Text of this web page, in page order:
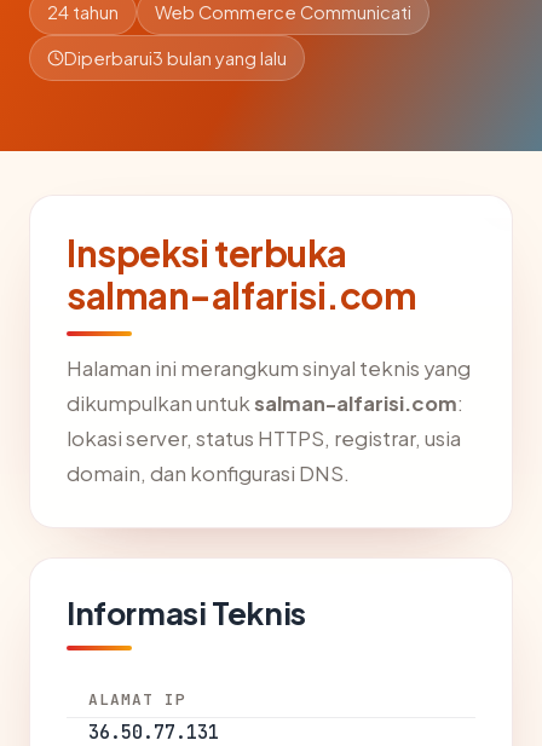
24 tahun Web Commerce Communicati
Diperbarui3 bulan yang lalu
Inspeksi terbuka
salman-alfarisi.com
Halaman ini merangkum sinyal teknis yang
dikumpulkan untuksalman-alfarisi.com:
lokasi server, status HTTPS, registrar, usia
domain, dan konfigurasi DNS.
Informasi Teknis
ALAMAT IP
36.50.77.131